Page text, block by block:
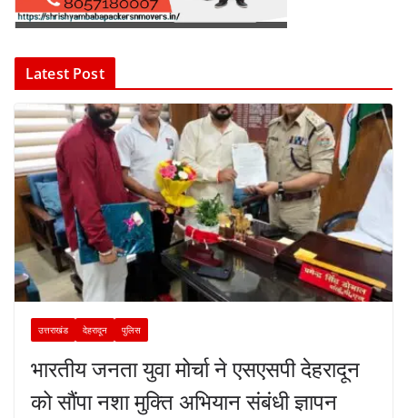
Latest Post
उत्तराखंड देहरादून पुलिस
भारतीय जनता युवा मोर्चा ने एसएसपी देहरादून
को सौंपा नशा मुक्ति अभियान संबंधी ज्ञापन